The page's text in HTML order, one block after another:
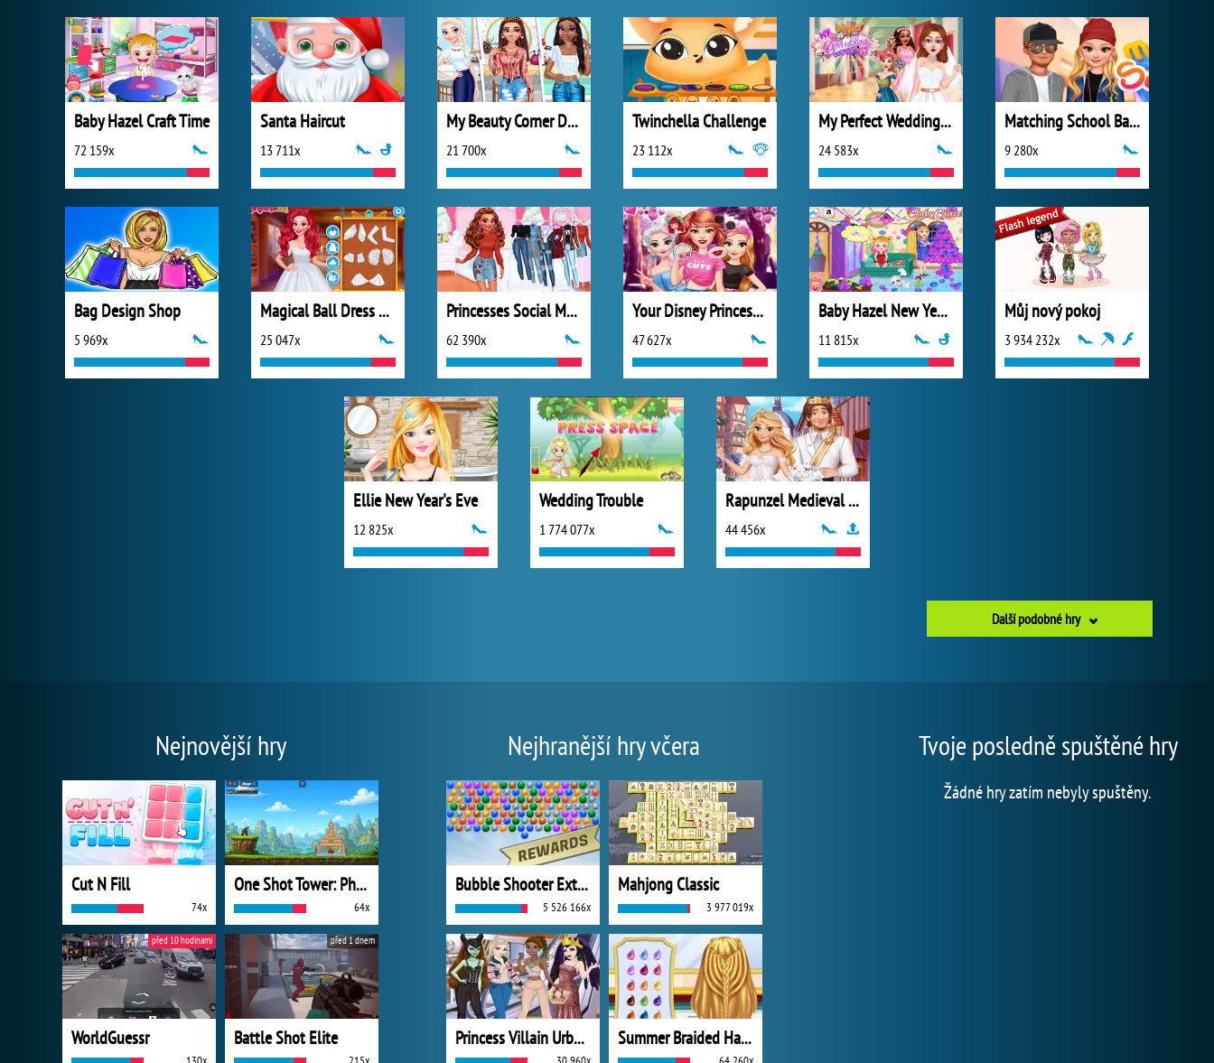
Baby Hazel Craft Time
72 159x
Santa Haircut
13 711x
My Beauty Corner Decoration
21 700x
Twinchella Challenge
23 112x
My Perfect Wedding Planner
24 583x
Matching School Bags
9 280x
Bag Design Shop
5 969x
Magical Ball Dress Design
25 047x
Princesses Social Media Stars
62 390x
Your Disney Princess Style
47 627x
Baby Hazel New Year Party
11 815x
Můj nový pokoj
3 934 232x
Ellie New Year's Eve
12 825x
Wedding Trouble
1 774 077x
Rapunzel Medieval Wedding
44 456x
Další podobné hry
Nejnovější hry
Cut N Fill
74x
One Shot Tower: Physics Destroyer
64x
WorldGuessr
před 10 hodinami
Battle Shot Elite
před 1 dnem
Nejhranější hry včera
Bubble Shooter Extreme
5 526 166x
Mahjong Classic
3 977 019x
Princess Villain Urban Outfitters Summer Summer Braided Hairstyles
Tvoje posledně spuštěné hry
Žádné hry zatím nebyly spuštěny.